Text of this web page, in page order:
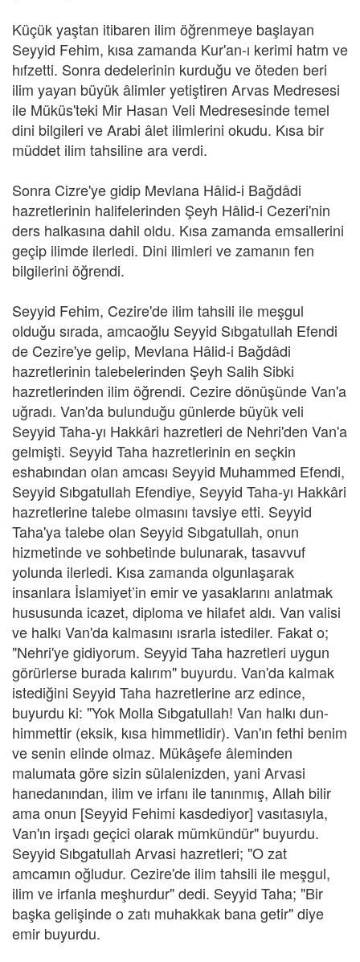
Küçük yaştan itibaren ilim öğrenmeye başlayan
Seyyid Fehim, kısa zamanda Kur'an-ı kerimi hatm ve
hıfzetti. Sonra dedelerinin kurduğu ve öteden beri
ilim yayan büyük âlimler yetiştiren Arvas Medresesi
ile Müküs'teki Mir Hasan Veli Medresesinde temel
dini bilgileri ve Arabi âlet ilimlerini okudu. Kısa bir
müddet ilim tahsiline ara verdi.
Sonra Cizre'ye gidip Mevlana Hâlid-i Bağdâdi
hazretlerinin halifelerinden Şeyh Hâlid-i Cezeri'nin
ders halkasına dahil oldu. Kısa zamanda emsallerini
geçip ilimde ilerledi. Dini ilimleri ve zamanın fen
bilgilerini öğrendi.
Seyyid Fehim, Cezire'de ilim tahsili ile meşgul
olduğu sırada, amcaoğlu Seyyid Sıbgatullah Efendi
de Cezire'ye gelip, Mevlana Hâlid-i Bağdâdi
hazretlerinin talebelerinden Şeyh Salih Sibki
hazretlerinden ilim öğrendi. Cezire dönüşünde Van'a
uğradı. Van'da bulunduğu günlerde büyük veli
Seyyid Taha-yı Hakkâri hazretleri de Nehri'den Van'a
gelmişti. Seyyid Taha hazretlerinin en seçkin
eshabından olan amcası Seyyid Muhammed Efendi,
Seyyid Sıbgatullah Efendiye, Seyyid Taha-yı Hakkâri
hazretlerine talebe olmasını tavsiye etti. Seyyid
Taha'ya talebe olan Seyyid Sıbgatullah, onun
hizmetinde ve sohbetinde bulunarak, tasavvuf
yolunda ilerledi. Kısa zamanda olgunlaşarak
insanlara İslamiyet’in emir ve yasaklarını anlatmak
hususunda icazet, diploma ve hilafet aldı. Van valisi
ve halkı Van'da kalmasını ısrarla istediler. Fakat o;
"Nehri'ye gidiyorum. Seyyid Taha hazretleri uygun
görürlerse burada kalırım" buyurdu. Van'da kalmak
istediğini Seyyid Taha hazretlerine arz edince,
buyurdu ki: "Yok Molla Sıbgatullah! Van halkı dun-
himmettir (eksik, kısa himmetlidir). Van'ın fethi benim
ve senin elinde olmaz. Mükâşefe âleminden
malumata göre sizin sülalenizden, yani Arvasi
hanedanından, ilim ve irfanı ile tanınmış, Allah bilir
ama onun [Seyyid Fehimi kasdediyor] vasıtasıyla,
Van'ın irşadı geçici olarak mümkündür" buyurdu.
Seyyid Sıbgatullah Arvasi hazretleri; "O zat
amcamın oğludur. Cezire'de ilim tahsili ile meşgul,
ilim ve irfanla meşhurdur" dedi. Seyyid Taha; "Bir
başka gelişinde o zatı muhakkak bana getir" diye
emir buyurdu.